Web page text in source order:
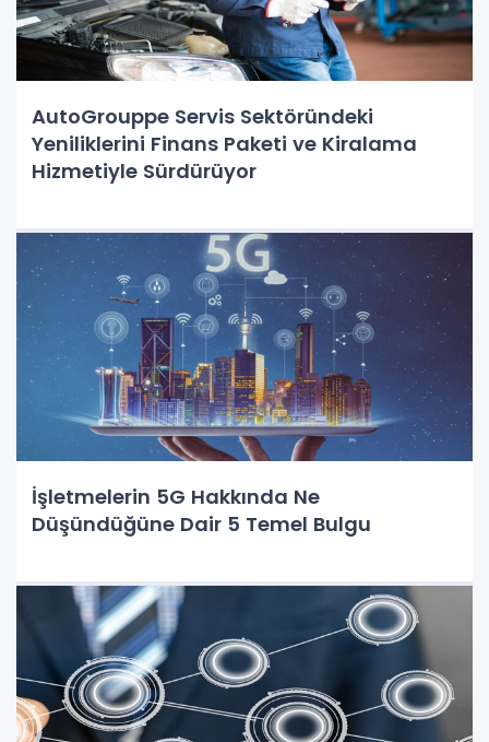
AutoGrouppe Servis Sektöründeki
Yeniliklerini Finans Paketi ve Kiralama
Hizmetiyle Sürdürüyor
İşletmelerin 5G Hakkında Ne
Düşündüğüne Dair 5 Temel Bulgu